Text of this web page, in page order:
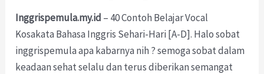
Inggrispemula.my.id – 40 Contoh Belajar Vocal
Kosakata Bahasa Inggris Sehari-Hari [A-D]. Halo sobat
inggrispemula apa kabarnya nih ? semoga sobat dalam
keadaan sehat selalu dan terus diberikan semangat